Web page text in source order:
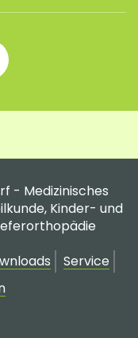
- Medizinisches
Kinder- und
Service